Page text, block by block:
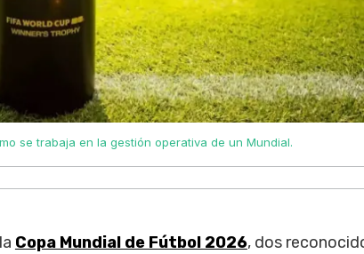
se trabaja en la gestión operativa de un Mundial.
Copa Mundial de Fútbol 2026, dos